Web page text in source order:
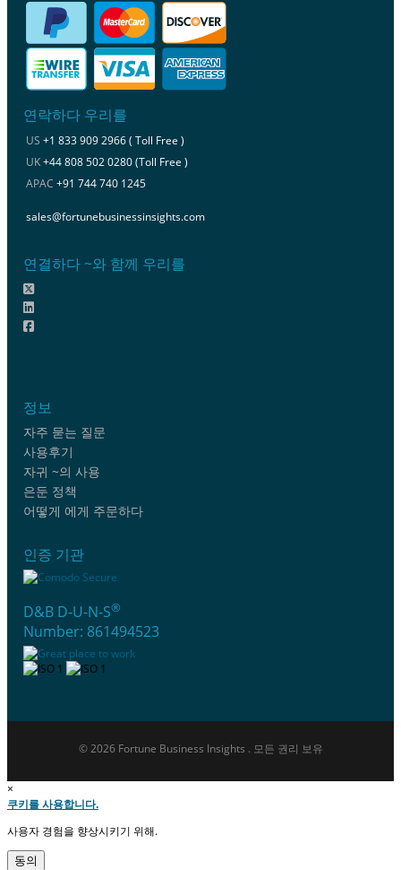
연락하다 우리를
US +1 833 909 2966 ( Toll Free )
UK+44 808 502 0280 (Toll Free )
APAC +91 744 740 1245
sales@fortunebusinessinsights.com
연결하다 ~와 함께 우리를
정보
자주 묻는 질문
사용후기
자귀 ~의 사용
은둔 정책
어떻게 에게 주문하다
인증 기관
D&B D-U-N-S®
Number: 861494523
© 2026 Fortune Business Insights . 모든 권리 보유
×
쿠키를 사용합니다.
사용자 경험을 향상시키기 위해.
동의